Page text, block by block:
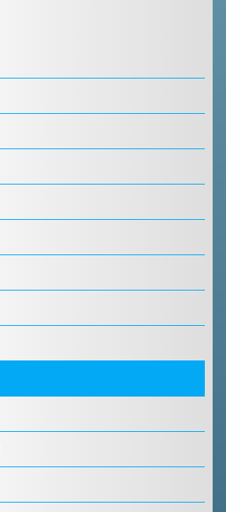
UFFICIALI DI GARA
L'ATTIVITÀ
STAFF TECNICO